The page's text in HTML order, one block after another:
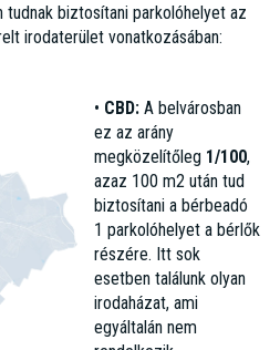
tudnak biztosítani parkolóhelyet az
irodaterület vonatkozásában:
• CBD:A belvárosban
ez az arány
megközelítőleg 1/100,
azaz 100 m2 után tud
biztosítani a bérbeadó
1 parkolóhelyet a bérlők
részére. Itt sok
esetben találunk olyan
irodaházat, ami
egyáltalán nem